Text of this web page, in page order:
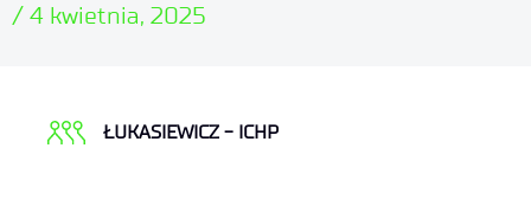
/ 4 kwietnia, 2025
ŁUKASIEWICZ - ICHP